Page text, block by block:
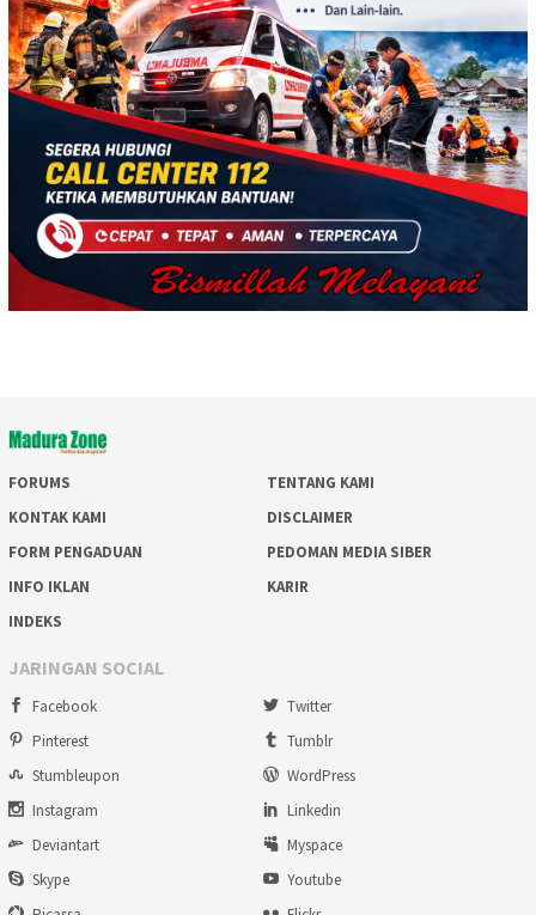
FORUMS
TENTANG KAMI
KONTAK KAMI
DISCLAIMER
FORM PENGADUAN
PEDOMAN MEDIA SIBER
INFO IKLAN
KARIR
INDEKS
JARINGAN SOCIAL
Facebook
Twitter
Pinterest
Tumblr
Stumbleupon
WordPress
Instagram
Linkedin
Deviantart
Myspace
Skype
Youtube